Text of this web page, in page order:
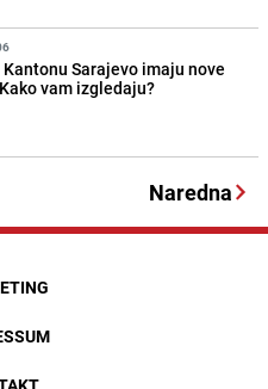
Sarajevo imaju nove
vam izgledaju?
Naredna